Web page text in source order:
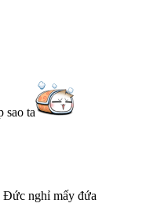
sao ta
Đức nghỉ mấy đứa